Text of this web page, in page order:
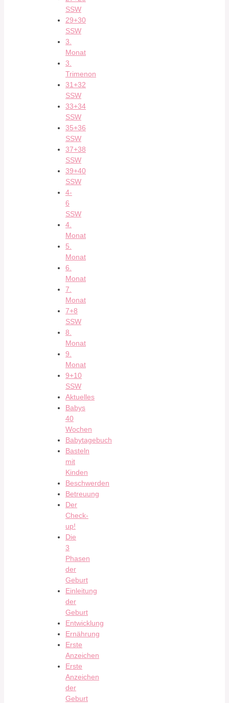
SSW
29+30
SSW
3.
Monat
3.
Trimenon
31+32
SSW
33+34
SSW
35+36
SSW
37+38
SSW
39+40
SSW
4-
6
SSW
4.
Monat
5.
Monat
6.
Monat
7.
Monat
7+8
SSW
8.
Monat
9.
Monat
9+10
SSW
Aktuelles
Babys
40
Wochen
Babytagebuch
Basteln
mit
Kinden
Beschwerden
Betreuung
Der
Check-
up!
Die
3
Phasen
der
Geburt
Einleitung
der
Geburt
Entwicklung
Ernährung
Erste
Anzeichen
Erste
Anzeichen
der
Geburt